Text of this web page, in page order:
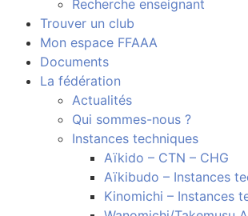
Recherche enseignant
Trouver un club
Mon espace FFAAA
Documents
La fédération
Actualités
Qui sommes-nous ?
Instances techniques
Aïkido – CTN – CHG
Aïkibudo – Instances
Kinomichi – Instances